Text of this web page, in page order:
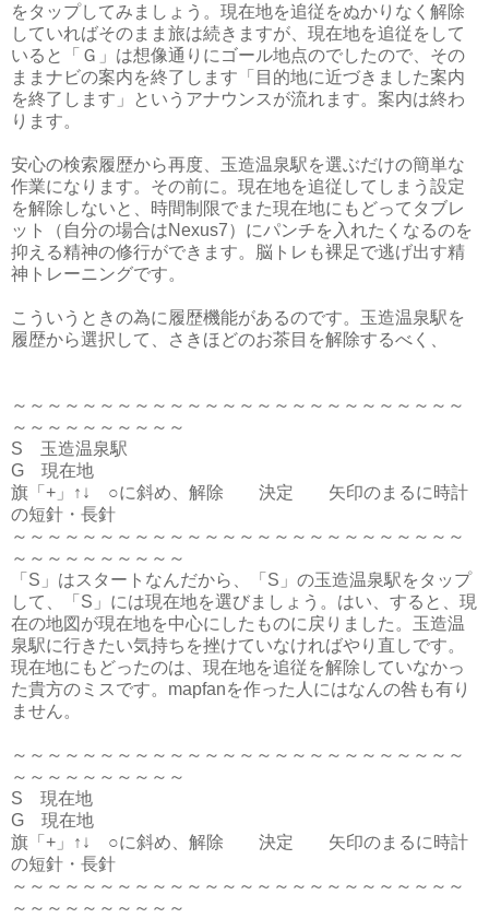
をタップしてみましょう。現在地を追従をぬかりなく解除
していればそのまま旅は続きますが、現在地を追従をして
いると「Ｇ」は想像通りにゴール地点のでしたので、その
ままナビの案内を終了します「目的地に近づきました案内
を終了します」というアナウンスが流れます。案内は終わ
ります。
安心の検索履歴から再度、玉造温泉駅を選ぶだけの簡単な
作業になります。その前に。現在地を追従してしまう設定
を解除しないと、時間制限でまた現在地にもどってタブレ
ット（自分の場合はNexus7）にパンチを入れたくなるのを
抑える精神の修行ができます。脳トレも裸足で逃げ出す精
神トレーニングです。
こういうときの為に履歴機能があるのです。玉造温泉駅を
履歴から選択して、さきほどのお茶目を解除するべく、
～～～～～～～～～～～～～～～～～～～～～～～～～～
～～～～～～～～～～
S 玉造温泉駅
G 現在地
旗「+」↑↓ ○に斜め、解除 決定 矢印のまるに時計
の短針・長針
～～～～～～～～～～～～～～～～～～～～～～～～～～
～～～～～～～～～～
「S」はスタートなんだから、「S」の玉造温泉駅をタップ
して、「S」には現在地を選びましょう。はい、すると、現
在の地図が現在地を中心にしたものに戻りました。玉造温
泉駅に行きたい気持ちを挫けていなければやり直しです。
現在地にもどったのは、現在地を追従を解除していなかっ
た貴方のミスです。mapfanを作った人にはなんの咎も有り
ません。
～～～～～～～～～～～～～～～～～～～～～～～～～～
～～～～～～～～～～
S 現在地
G 現在地
旗「+」↑↓ ○に斜め、解除 決定 矢印のまるに時計
の短針・長針
～～～～～～～～～～～～～～～～～～～～～～～～～～
～～～～～～～～～～